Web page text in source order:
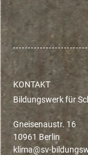
KONTAKT
Bildungswerk für
Gneisenaustr. 16
10961 Berlin
ed.krewsgnudlib-